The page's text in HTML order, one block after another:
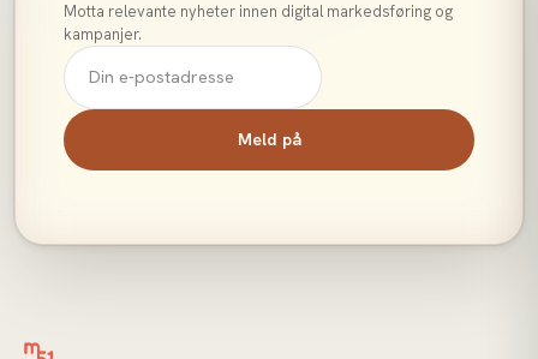
Motta relevante nyheter innen digital markedsføring og
kampanjer.
Meld på